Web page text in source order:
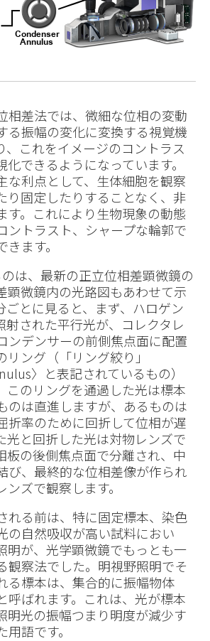
相差法では、微細な位相の変動
る振幅の変化に変換する視覚機
、これをイメージのコントラス
化できるようになっています。
な利点として、生体細胞を観察
り固定したりすることなく、非
す。これにより生物現象の動態
ントラスト、シャープな輪郭で
ます。
は、最新の正立位相差顕微鏡の
顕微鏡内の光路図もあわせて示
ごとに見ると、まず、ハロゲン
射された平行光が、コレクタレ
ンデンサーの前側焦点面に配置
リング（「リング絞り」
〉と表記されているもの）
このリングを通過した光は標本
のは直進しますが、あるものは
折率のために回折して位相が遅
光と回折した光は対物レンズで
板の後側焦点面で分離され、中
び、最終的な位相差像が作られ
ズで観察します。
れる前は、特に固定標本、染色
の自然吸収が高い試料におい
明が、光学顕微鏡でもっとも一
観察法でした。明視野照明でそ
る標本は、集合的に振幅物体
呼ばれます。これは、光が標本
明光の振幅つまり明度が減少す
語です。